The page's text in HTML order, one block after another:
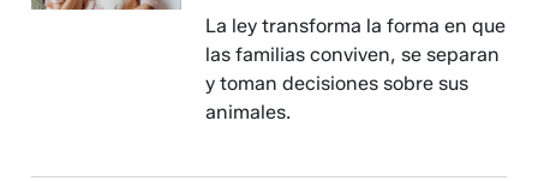
La ley transforma la forma en que
las familias conviven, se separan
y toman decisiones sobre sus
animales.